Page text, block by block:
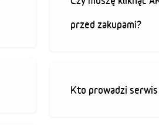
przed zakupami?
Kto prowadzi serwis